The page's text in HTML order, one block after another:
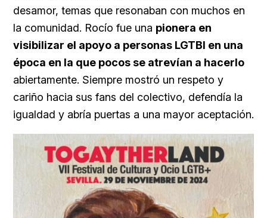
desamor, temas que resonaban con muchos en
la comunidad. Rocío fue una pionera en
visibilizar el apoyo a personas LGTBI en una
época en la que pocos se atrevían a hacerlo
abiertamente. Siempre mostró un respeto y
cariño hacia sus fans del colectivo, defendía la
igualdad y abría puertas a una mayor aceptación.